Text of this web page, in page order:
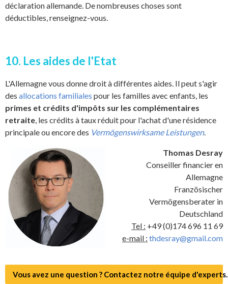
déclaration allemande. De nombreuses choses sont
déductibles, renseignez-vous.
10. Les aides de l'Etat
L'Allemagne vous donne droit à différentes aides. Il peut s'agir
des allocations familiales pour les familles avec enfants, les
primes et crédits d'impôts sur les complémentaires
retraite, les crédits à taux réduit pour l'achat d'une résidence
principale ou encore des Vermögenswirksame Leistungen.
Thomas Desray
Conseiller financier en
Allemagne
Französischer
Vermögensberater in
Deutschland
Tel : +49 (0)174 696 11 69
e-mail : thdesray@gmail.com
Vous avez une question ? Contactez notre équipe d'experts.